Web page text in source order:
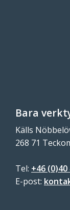
Bara
Källs
268 71
Tel: +46 (0)40
E-post: